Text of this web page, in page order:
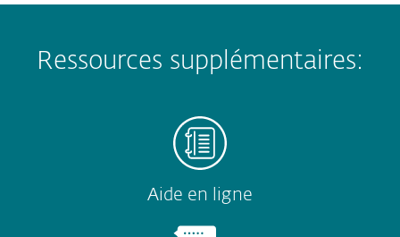
Ressources supplémentaires:
Aide en ligne